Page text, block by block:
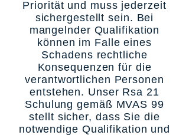
Priorität und muss jederzeit
sichergestellt sein. Bei
mangelnder Qualifikation
können im Falle eines
Schadens rechtliche
Konsequenzen für die
verantwortlichen Personen
entstehen. Unser Rsa 21
Schulung gemäß MVAS 99
stellt sicher, dass Sie die
notwendige Qualifikation und